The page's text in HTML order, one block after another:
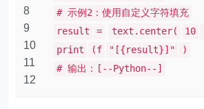
8
9
10
11
12
# 示例2：使用自定义字符填充
result
= text.center( 10
print
(f "[{result}]"
)
# 输出：[--Python--]